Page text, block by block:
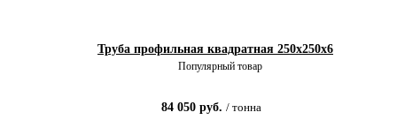
Труба профильная квадратная 250х250x6
Популярный товар
84 050руб. / тонна